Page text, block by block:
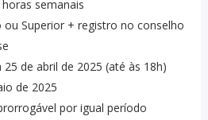
semanais
ou Superior + registro no conselho
25 de abril de 2025 (até às 18h)
de 2025
por igual período